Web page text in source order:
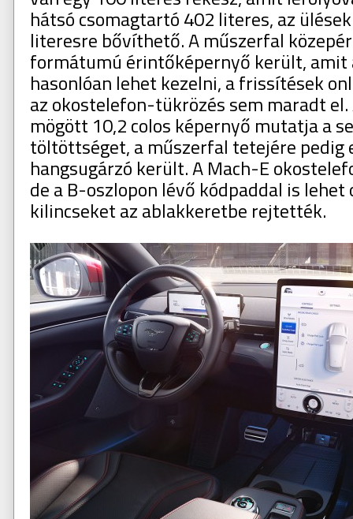
hátsó csomagtartó 402 literes, az
literesre bővíthető. A műszerfal
formátumú érintőképernyő került, amit
hasonlóan lehet kezelni, a frissítések
az okostelefon-tükrözés sem maradt
mögött 10,2 colos képernyő mutatja a
töltöttséget, a műszerfal tetejére pedig
hangsugárzó került. A Mach-E
de a B-oszlopon lévő kódpaddal is lehet
kilincseket az ablakkeretbe rejtették.